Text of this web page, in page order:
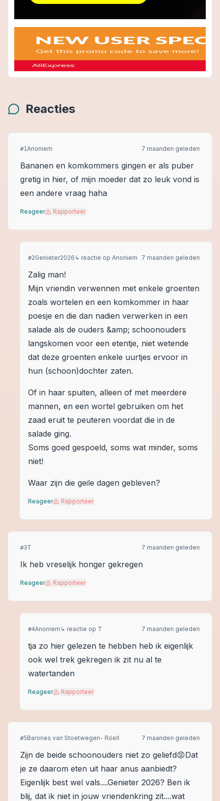
Reacties
#1Anoniem 7 maanden geleden
Bananen en komkommers gingen er als puber
gretig in hier, of mijn moeder dat zo leuk vond is
een andere vraag haha
Reageer Rapporteer
#2Genieter2026 ↳ reactie op Anoniem 7 maanden geleden
Zalig man!
Mijn vriendin verwennen met enkele groenten
zoals wortelen en een komkommer in haar
poesje en die dan nadien verwerken in een
salade als de ouders &amp; schoonouders
langskomen voor een etentje, niet wetende
dat deze groenten enkele uurtjes ervoor in
hun (schoon)dochter zaten.
Of in haar spuiten, alleen of met meerdere
mannen, en een wortel gebruiken om het
zaad eruit te peuteren voordat die in de
salade ging.
Soms goed gespoeld, soms wat minder, soms
niet!
Waar zijn die geile dagen gebleven?
Reageer Rapporteer
#3T 7 maanden geleden
Ik heb vreselijk honger gekregen
Reageer Rapporteer
#4Anoniem ↳ reactie op T 7 maanden geleden
tja zo hier gelezen te hebben heb ik eigenlijk
ook wel trek gekregen ik zit nu al te
watertanden
Reageer Rapporteer
#5Barones van Stoetwegen- Röell 7 maanden geleden
Zijn de beide schoonouders niet zo geliefd😡Dat
je ze daarom eten uit haar anus aanbiedt?
Eigenlijk best wel vals....Genieter 2026? Ben ik
blij, dat ik niet in jouw vriendenkring zit....wat